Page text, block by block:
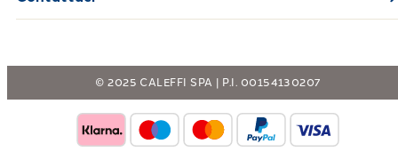
© 2025 CALEFFI SPA | P.I. 00154130207